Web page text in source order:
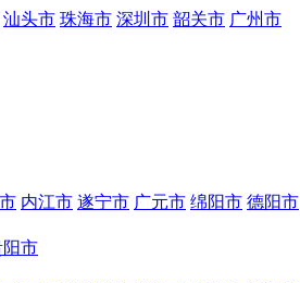
汕头市 珠海市 深圳市 韶关市 广州市
内江市 遂宁市 广元市 绵阳市 德阳市
阳市